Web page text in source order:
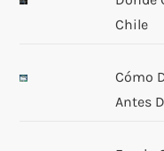
Chile
Cómo
Antes